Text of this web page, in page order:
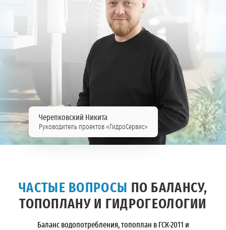
Черепковский Никита
Руководитель проектов «ГидроСервис»
ЧАСТЫЕ ВОПРОСЫ
ПО БАЛАНСУ,
ТОПОПЛАНУ И ГИДРОГЕОЛОГИИ
Баланс водопотребления, топоплан в ГСК-2011 и